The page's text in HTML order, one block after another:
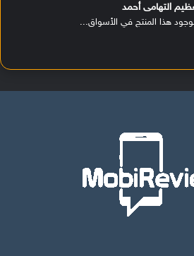
التهامى أحمد
هذا المنتج في الأسواق...